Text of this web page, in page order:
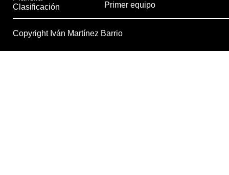
Clasificación
Primer equipo
Copyright Iván Martínez Barrio